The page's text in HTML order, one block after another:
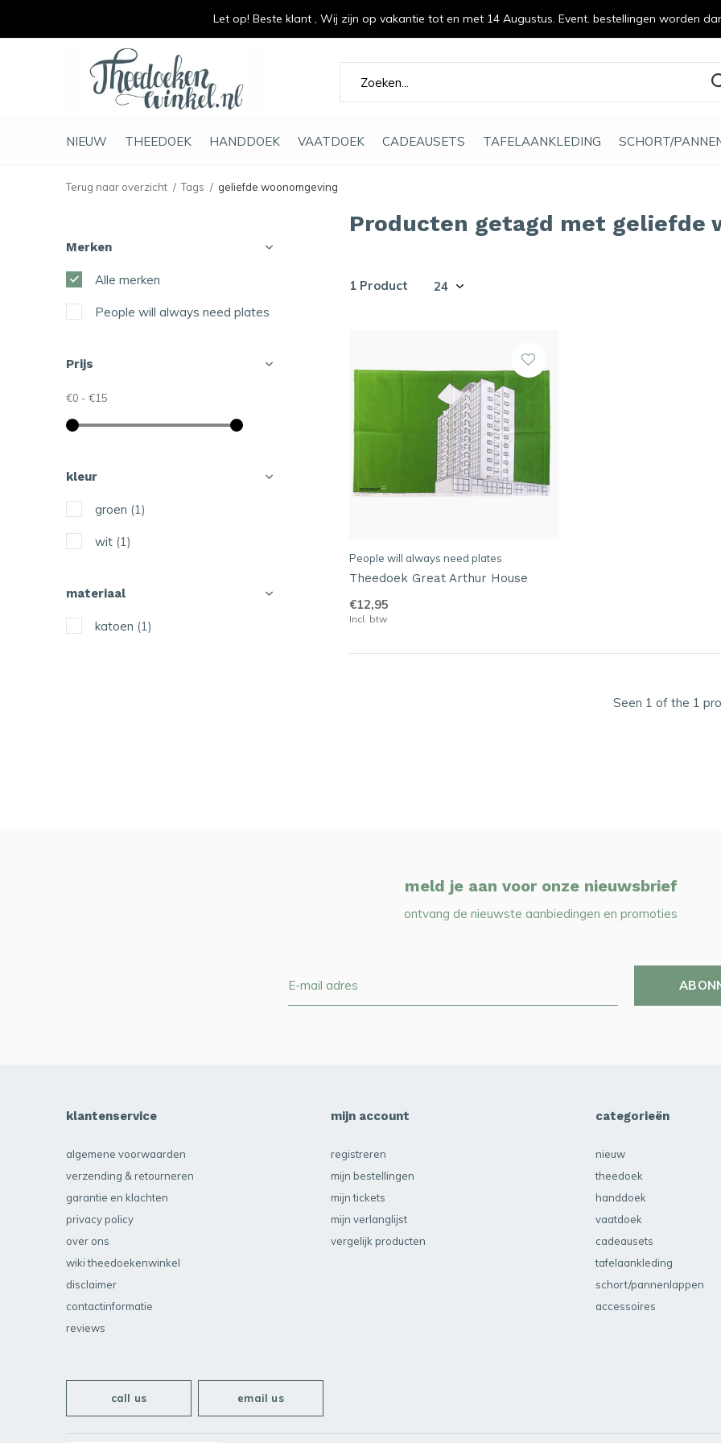
NIEUW THEEDOEK HANDDOEK VAATDOEK CADEAUSETS TAFELAANKLEDING SCHORT/
duurzaam en met liefde gemaakt
Terug naar overzicht Tags geliefde woonomgeving
Producten getagd met geliefde
1 Product
People will always need plates
Theedoek Great Arthur House
€12,95
Incl. btw
Seen 1 of the 1
Merken
Alle merken
People will always need plates
Prijs
€0 - €15
kleur
groen (1)
wit (1)
materiaal
katoen (1)
meld je aan voor onze nieuwsbrief
ontvang de nieuwste aanbiedingen en promoties
klantenservice
algemene voorwaarden
verzending & retourneren
garantie en klachten
privacy policy
over ons
wiki theedoekenwinkel
disclaimer
contactinformatie
reviews
mijn account
registreren
mijn bestellingen
mijn tickets
mijn verlanglijst
vergelijk producten
categorieën
nieuw
theedoek
handdoek
vaatdoek
cadeausets
tafelaankleding
schort/pannenlappen
accessoires
call us email us
Let op! Beste klant , Wij zijn op vakantie tot en met 14 Augustus. Event. bestellingen worden